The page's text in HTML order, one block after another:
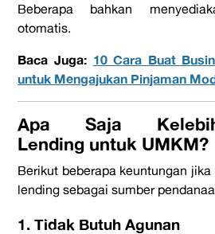
Beberapa bahkan
otomatis.
Baca Juga: 10 Cara Buat
untuk Mengajukan Pinjaman
Apa Saja
Lending untuk UMKM?
Berikut beberapa keuntungan
lending sebagai sumber
1. Tidak Butuh Agunan